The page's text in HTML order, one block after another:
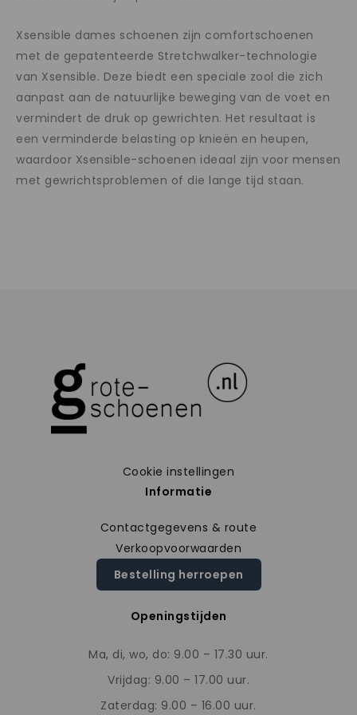
Xsensible dames schoenen zijn comfortschoenen
met de gepatenteerde Stretchwalker-technologie
van Xsensible. Deze biedt een speciale zool die zich
aanpast aan de natuurlijke beweging van de voet en
vermindert de druk op gewrichten. Het resultaat is
een verminderde belasting op knieën en heupen,
waardoor Xsensible-schoenen ideaal zijn voor mensen
met gewrichtsproblemen of die lange tijd staan.
Cookie instellingen
Informatie
Contactgegevens & route
Verkoopvoorwaarden
Bestelling herroepen
Openingstijden
Ma, di, wo, do: 9.00 – 17.30 uur.
Vrijdag: 9.00 – 17.00 uur.
Zaterdag: 9.00 – 16.00 uur.